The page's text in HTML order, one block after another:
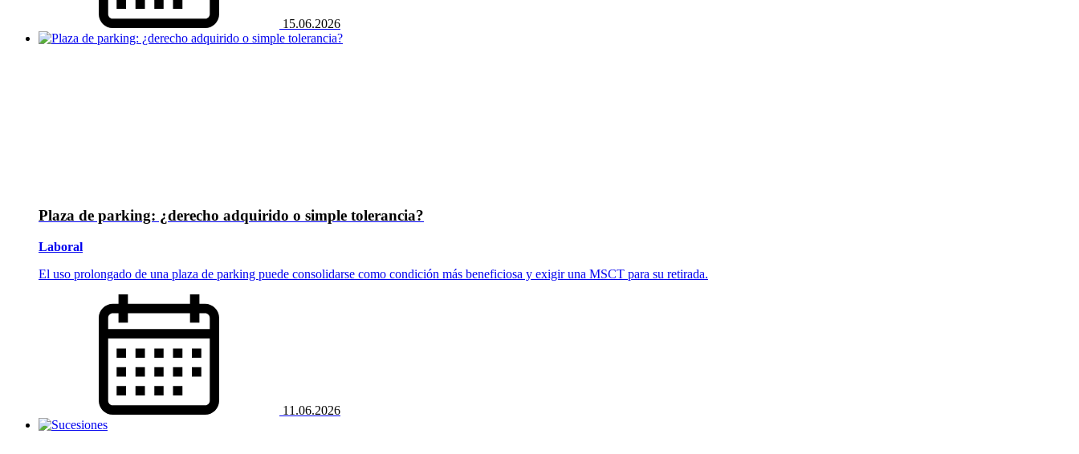
15.06.2026
Plaza de parking: ¿derecho adquirido o simple tolerancia?
Laboral
El uso prolongado de una plaza de parking puede consolidarse como condición más beneficiosa y exigir una MSCT para su retirada.
11.06.2026